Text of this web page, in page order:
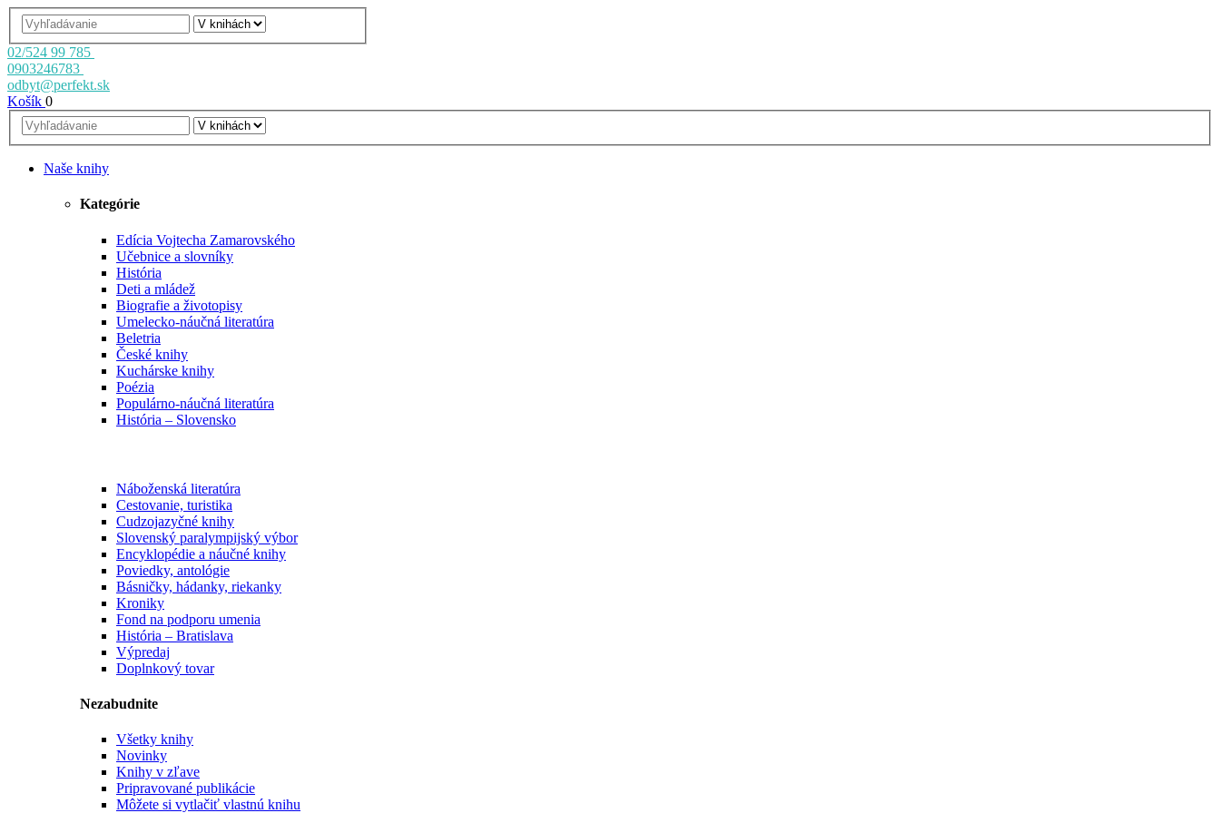
02/524 99 785
0903246783
odbyt@perfekt.sk
Košík 0
Naše knihy
Kategórie
Edícia Vojtecha Zamarovského
Učebnice a slovníky
História
Deti a mládež
Biografie a životopisy
Umelecko-náučná literatúra
Beletria
České knihy
Kuchárske knihy
Poézia
Populárno-náučná literatúra
História – Slovensko
Náboženská literatúra
Cestovanie, turistika
Cudzojazyčné knihy
Slovenský paralympijský výbor
Encyklopédie a náučné knihy
Poviedky, antológie
Básničky, hádanky, riekanky
Kroniky
Fond na podporu umenia
História – Bratislava
Výpredaj
Doplnkový tovar
Nezabudnite
Všetky knihy
Novinky
Knihy v zľave
Pripravované publikácie
Môžete si vytlačiť vlastnú knihu